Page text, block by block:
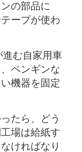
の部品に
ープが使わ
進む自家用車
ペンギンな
機器を固定
たら、どう
場は給紙す
ければなり